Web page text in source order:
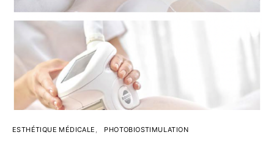
ESTHÉTIQUE MÉDICALE PHOTOBIOSTIMULATION